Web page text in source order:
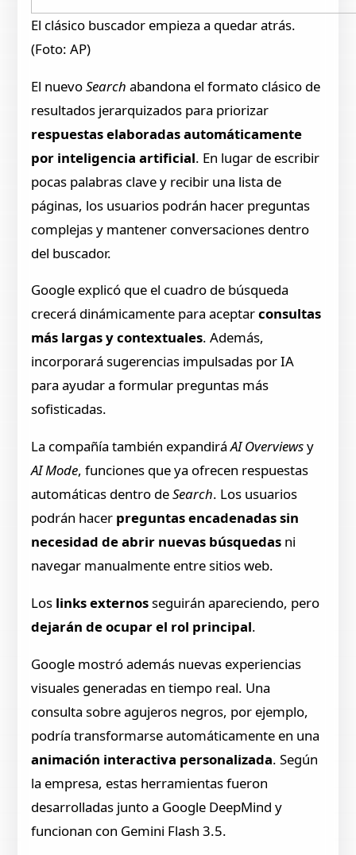
El clásico buscador empieza a quedar atrás.
(Foto: AP)
El nuevoSearchabandona el formato clásico de
resultados jerarquizados para priorizar
respuestas elaboradas automáticamente
por inteligencia artificial. En lugar de escribir
pocas palabras clave y recibir una lista de
páginas, los usuarios podrán hacer preguntas
complejas y mantener conversaciones dentro
del buscador.
Google explicó que el cuadro de búsqueda
crecerá dinámicamente para aceptarconsultas
más largas y contextuales. Además,
incorporará sugerencias impulsadas por IA
para ayudar a formular preguntas más
sofisticadas.
La compañía también expandiráAI Overviewsy
AI Mode, funciones que ya ofrecen respuestas
automáticas dentro deSearch. Los usuarios
podrán hacer preguntas encadenadas sin
necesidad de abrir nuevas búsquedas ni
navegar manualmente entre sitios web.
Los links externosseguirán apareciendo, pero
dejarán de ocupar el rol principal.
Google mostró además nuevas experiencias
visuales generadas en tiempo real. Una
consulta sobre agujeros negros, por ejemplo,
podría transformarse automáticamente en una
animación interactiva personalizada. Según
la empresa, estas herramientas fueron
desarrolladas junto a Google DeepMind y
funcionan con Gemini Flash 3.5.